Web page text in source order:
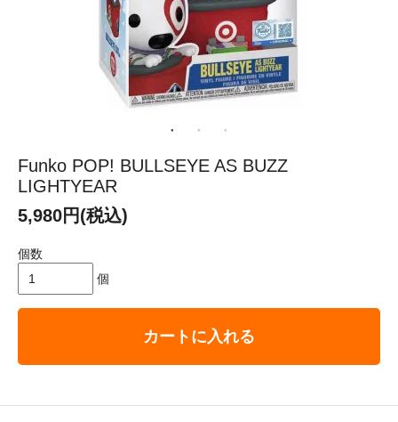
Funko POP! BULLSEYE AS BUZZ
LIGHTYEAR
5,980円(税込)
個数
個
カートに入れる